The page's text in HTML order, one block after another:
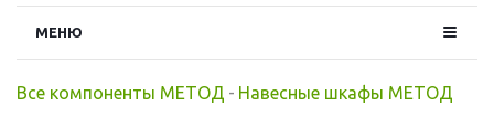
МЕНЮ
Все компоненты МЕТОД - Навесные шкафы МЕТОД